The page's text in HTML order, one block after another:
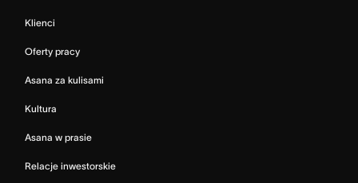
Klienci
Oferty pracy
Asana za kulisami
Kultura
Asana w prasie
Relacje inwestorskie